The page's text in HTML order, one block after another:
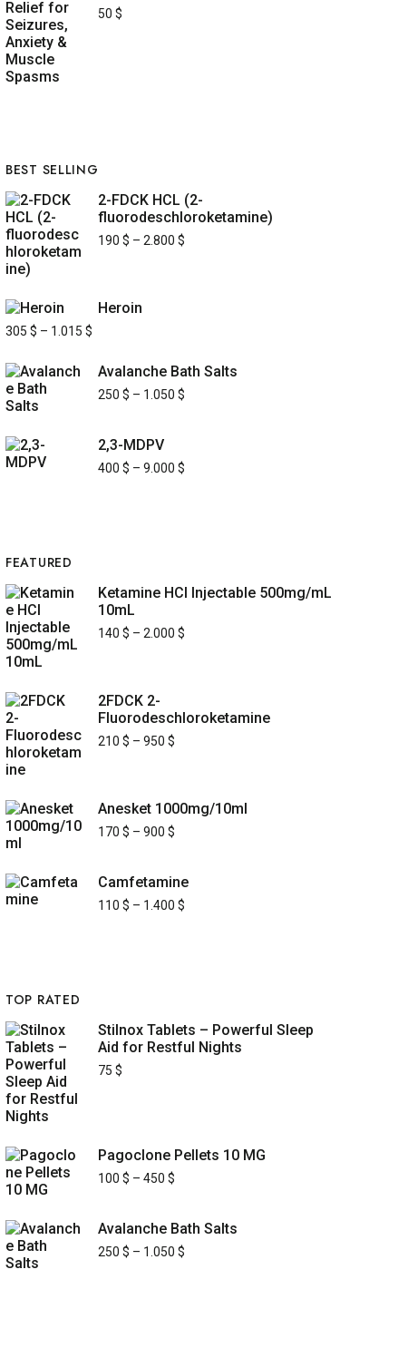
50 $
BEST SELLING
2-FDCK HCL (2-
fluorodeschloroketamine)
190 $ – 2.800 $
Heroin
305 $ – 1.015 $
Avalanche Bath Salts
250 $ – 1.050 $
2,3-MDPV
400 $ – 9.000 $
FEATURED
Ketamine HCl Injectable 500mg/mL
10mL
140 $ – 2.000 $
2FDCK 2-
Fluorodeschloroketamine
210 $ – 950 $
Anesket 1000mg/10ml
170 $ – 900 $
Camfetamine
110 $ – 1.400 $
TOP RATED
Stilnox Tablets – Powerful Sleep
Aid for Restful Nights
75 $
Pagoclone Pellets 10 MG
100 $ – 450 $
Avalanche Bath Salts
250 $ – 1.050 $